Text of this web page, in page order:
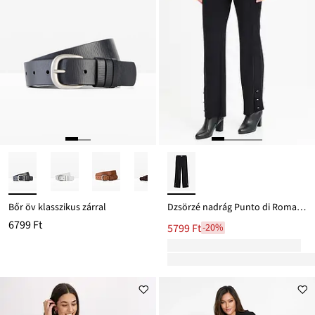
Bőr öv klasszikus zárral
6799 Ft
Dzsörzé nadrág Punto di Roma anyagból
5799 Ft-20%